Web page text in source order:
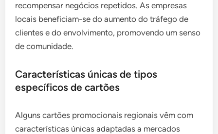
recompensar negócios repetidos. As empresas
locais beneficiam-se do aumento do tráfego de
clientes e do envolvimento, promovendo um senso
de comunidade.
Características únicas de tipos
específicos de cartões
Alguns cartões promocionais regionais vêm com
características únicas adaptadas a mercados